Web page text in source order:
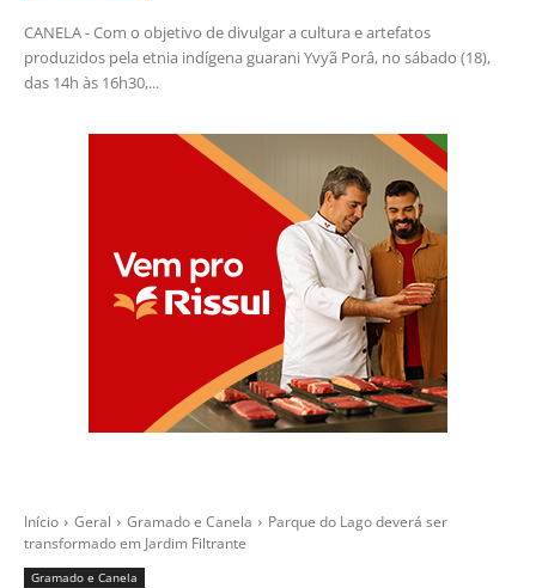
CANELA - Com o objetivo de divulgar a cultura e artefatos
produzidos pela etnia indígena guarani Yvyã Porâ, no sábado (18),
das 14h às 16h30,...